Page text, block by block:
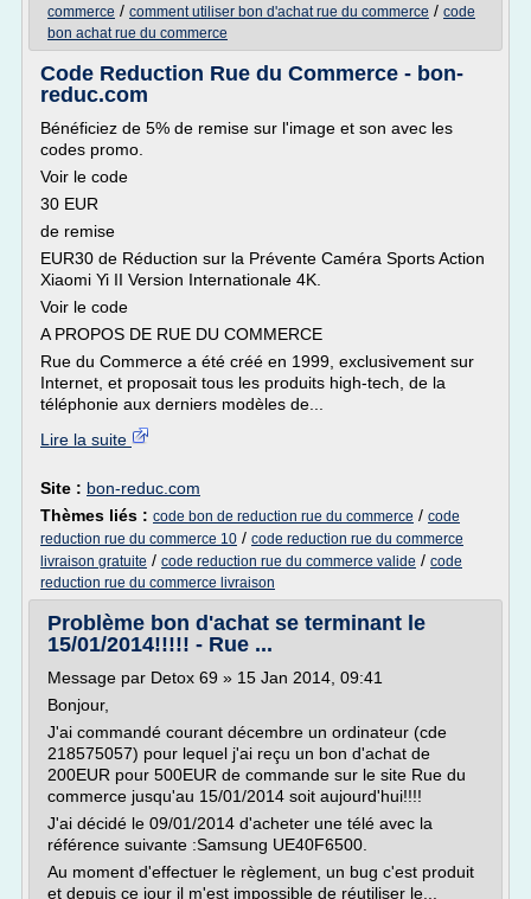
commerce / comment utiliser bon d'achat rue du commerce / code
bon achat rue du commerce
Code Reduction Rue du Commerce - bon-
reduc.com
Bénéficiez de 5% de remise sur l'image et son avec les
codes promo.
Voir le code
30 EUR
de remise
EUR30 de Réduction sur la Prévente Caméra Sports Action
Xiaomi Yi II Version Internationale 4K.
Voir le code
A PROPOS DE RUE DU COMMERCE
Rue du Commerce a été créé en 1999, exclusivement sur
Internet, et proposait tous les produits high-tech, de la
téléphonie aux derniers modèles de...
Lire la suite
Site : bon-reduc.com
Thèmes liés : code bon de reduction rue du commerce / code
reduction rue du commerce 10 / code reduction rue du commerce
livraison gratuite / code reduction rue du commerce valide / code
reduction rue du commerce livraison
Problème bon d'achat se terminant le
15/01/2014!!!!! - Rue ...
Message par Detox 69 » 15 Jan 2014, 09:41
Bonjour,
J'ai commandé courant décembre un ordinateur (cde
218575057) pour lequel j'ai reçu un bon d'achat de
200EUR pour 500EUR de commande sur le site Rue du
commerce jusqu'au 15/01/2014 soit aujourd'hui!!!!
J'ai décidé le 09/01/2014 d'acheter une télé avec la
référence suivante :Samsung UE40F6500.
Au moment d'effectuer le règlement, un bug c'est produit
et depuis ce jour il m'est impossible de réutiliser le...